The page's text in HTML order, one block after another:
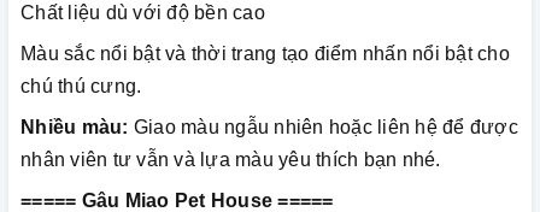
Chất liệu dù với độ bền cao
Màu sắc nổi bật và thời trang tạo điểm nhấn nổi bật cho
chú thú cưng.
Nhiều màu: Giao màu ngẫu nhiên hoặc liên hệ để được
nhân viên tư vẫn và lựa màu yêu thích bạn nhé.
===== Gâu Miao Pet House =====